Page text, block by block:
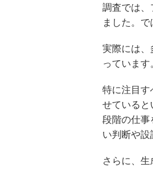
調査では、
ました。
実際には、
っています
特に注目す
せていると
段階の仕事
い判断や設
さらに、